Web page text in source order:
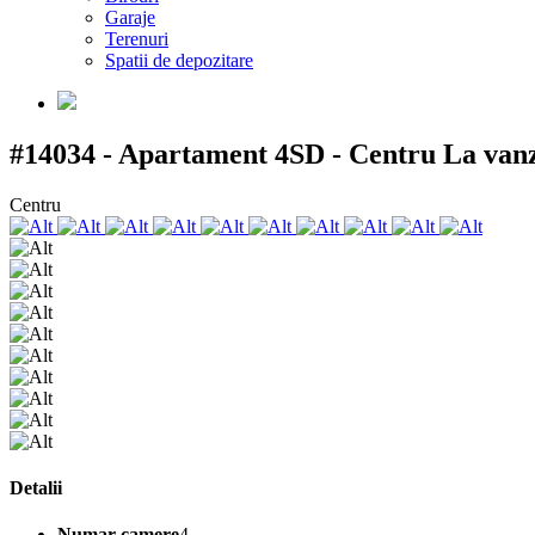
Garaje
Terenuri
Spatii de depozitare
#14034 - Apartament 4SD - Centru La
Centru
Detalii